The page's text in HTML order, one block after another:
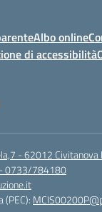
Albo online
di accessibilità
- 62012 Civitanova
0733/784180